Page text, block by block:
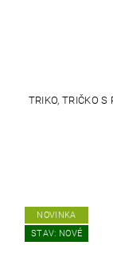
TRIKO, TRIČKO S
NOVINKA
STAV: NOVÉ